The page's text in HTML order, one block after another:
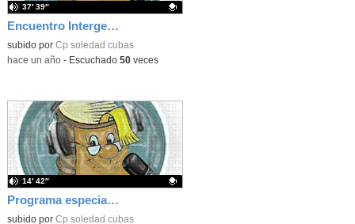
Encuentro Intergeneracional: Residentes - Alumnado. ApS "Cerca de nuestros mayores" 2024-2025
Contenido educativo.
subido por Cp soledad cubas
37′ 39″
-hace un año- Escuchado 50veces
Programa especial de Radio sobre Convivencia en el C.E.I.P. Bilingüe "Ntra. Sra. de la Soledad".
Contenido educativo.
subido por Cp soledad cubas
14′ 42″